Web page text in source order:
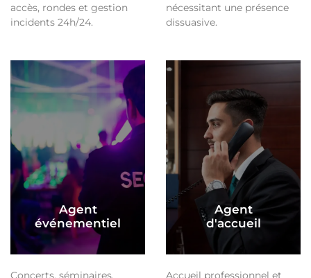
accès, rondes et gestion
incidents 24h/24.
nécessitant une présence
dissuasive.
Agent
événementiel
Concerts, séminaires,
Agent
d'accueil
Accueil professionnel et